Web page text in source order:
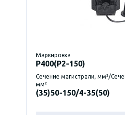
Маркировка
P400(Р2-150)
Сечение магистрали, мм²/
мм²
(35)50-150/4-35(50)